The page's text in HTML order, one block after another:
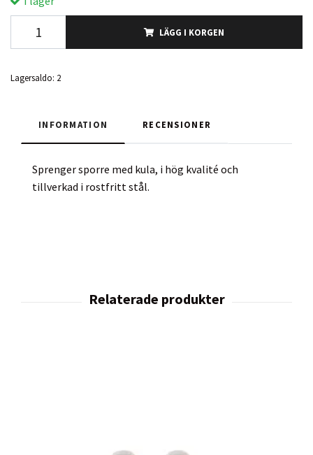
LÄGG I KORGEN
Lagersaldo: 2
INFORMATION RECENSIONER
Sprenger sporre med kula, i hög kvalité och
tillverkad i rostfritt stål.